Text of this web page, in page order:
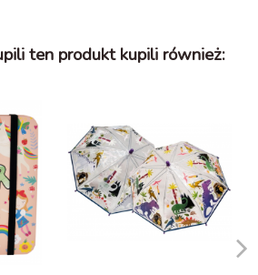
ten produkt kupili również: